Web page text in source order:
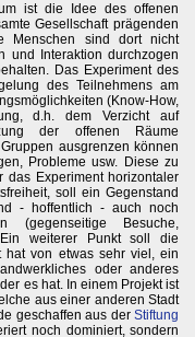
ist die Idee des offenen
Gesellschaft prägenden
Menschen sind dort nicht
und Interaktion durchzogen
Das Experiment des
des Teilnehmens am
(Know-How,
d.h. dem Verzicht auf
der offenen Räume
ausgrenzen können
Probleme usw. Diese zu
Experiment horizontaler
soll ein Gegenstand
- hoffentlich - auch noch
(gegenseitige Besuche,
Ein weiterer Punkt soll die
hat von etwas sehr viel, ein
oder anderes
es hat. In einem Projekt ist
aus einer anderen Stadt
geschaffen aus derStiftung
noch dominiert, sondern